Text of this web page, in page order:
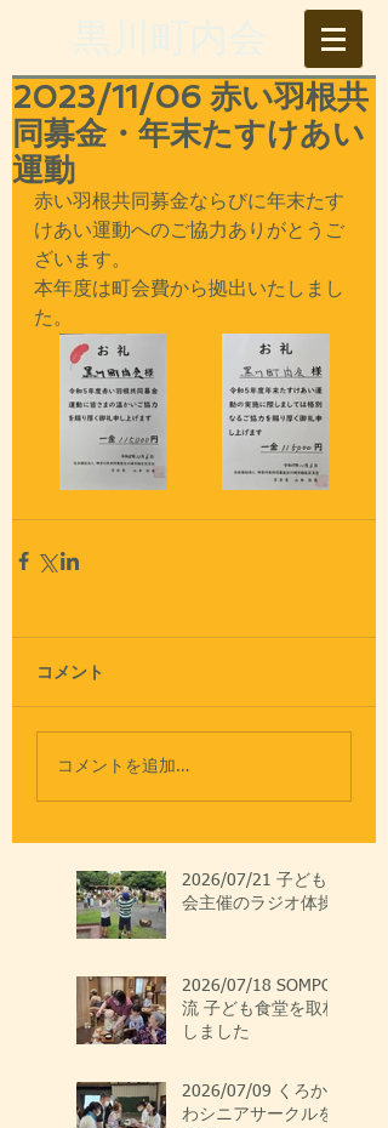
2023/11/06 赤い羽根共
同募金・年末たすけあい
運動
赤い羽根共同募金ならびに年末たす
けあい運動へのご協力ありがとうご
ざいます。
本年度は町会費から拠出いたしまし
た。
コメント
コメントを追加…
2026/07/21 子ども
会主催のラジオ体操
2026/07/18 SOMPO
流 子ども食堂を取材
しました
2026/07/09 くろか
わシニアサークルを